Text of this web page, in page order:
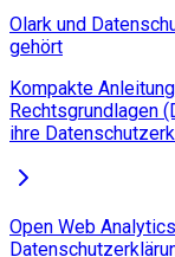
Olark und
gehört
Kompakte
Rechtsgrundlagen
ihre
Open Web